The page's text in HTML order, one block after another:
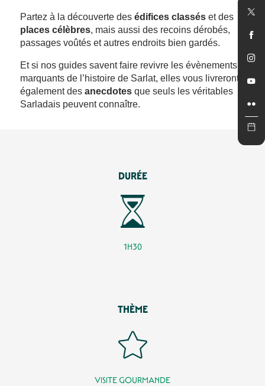
Partez à la découverte des édifices classés et des
places célèbres, mais aussi des recoins dérobés,
passages voûtés et autres endroits bien gardés.
Et si nos guides savent faire revivre les évènements
marquants de l’histoire de Sarlat, elles vous livreront
également des anecdotes que seuls les véritables
Sarladais peuvent connaître.
DURÉE
1H30
THÈME
VISITE GOURMANDE